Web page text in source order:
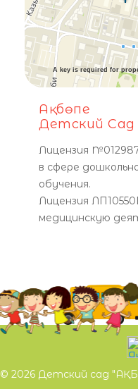
A key is required for
Ақбөпе
Детский
Лицензия
в сфере
обучения.
Лицензия
медицинскую
© 2026 Детский сад